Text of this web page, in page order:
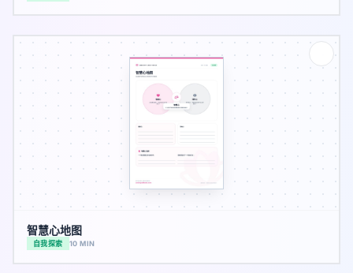
智慧心地图
自我探索 10 MIN